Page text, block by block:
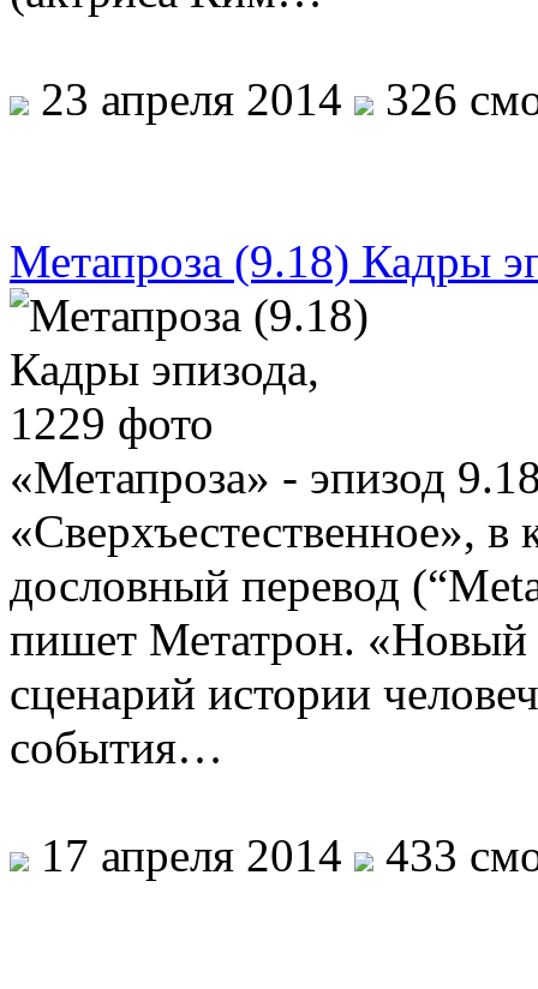
23 апреля 2014 326
Метапроза (9.18) Кадры
«Метапроза» - эпизод
«Сверхъестественное»,
дословный перевод
пишет Метатрон. «Новый
сценарий истории
события…
17 апреля 2014 433